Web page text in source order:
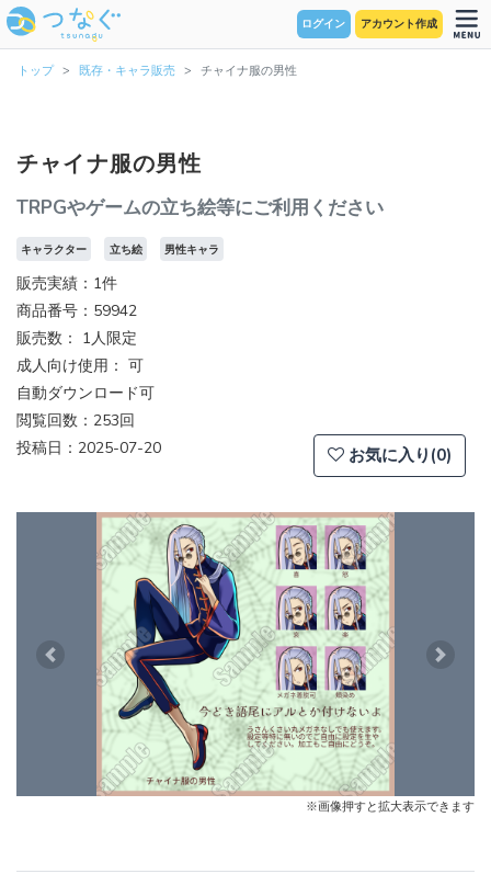
ログイン アカウント作成
トップ 既存・キャラ販売 チャイナ服の男性
チャイナ服の男性
TRPGやゲームの立ち絵等にご利用ください
キャラクター 立ち絵 男性キャラ
販売実績：1件
商品番号：59942
販売数： 1人限定
成人向け使用： 可
自動ダウンロード可
閲覧回数：253回
投稿日：2025-07-20
お気に入り(0)
Previous Next
※画像押すと拡大表示できます